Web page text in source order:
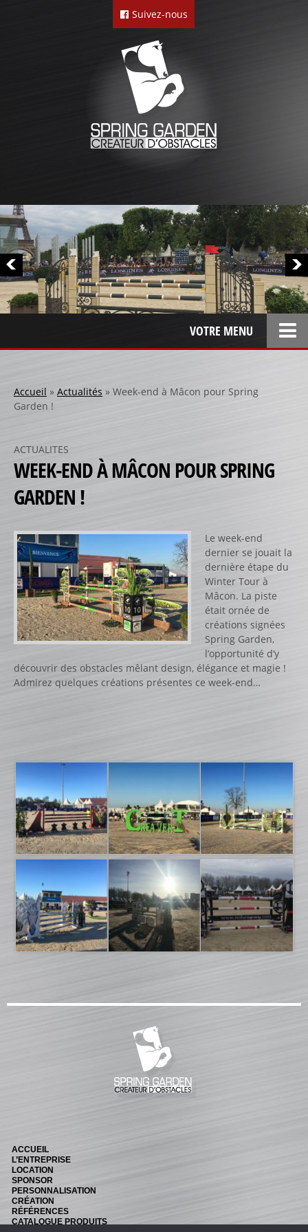
Suivez-nous
VOTRE MENU
LOCATION
SPONSORS 1
SPONSORS 2
SPONSORS 3
RÉALISATIONS SPÉCIALES
CRÉATION
RÉFÉRENCES
CATALOGUE PRODUITS
CHANDELIER
Gamme Classique
Gamme Prestige
Barre carrée
Barre octogonale
Capuchons
ECHELLES ET PALANQUES
Palanques
FICHES ET RAILS
Fiches
Rails « Système international » Métal galvanisé
Barrières suspendues
SOUS-BASSEMENTS
MURS
LOTS D’OBSTACLES
Accueil » Actualités » Week-end à Mâcon pour Spring
Garden !
ACTUALITES
WEEK-END À MÂCON POUR SPRING
GARDEN !
Le week-end
dernier se jouait la
dernière étape du
Winter Tour à
Mâcon. La piste
était ornée de
créations signées
Spring Garden,
l’opportunité d’y
découvrir des obstacles mêlant design, élégance et magie !
Admirez quelques créations présentes ce week-end…
ACCUEIL
L’ENTREPRISE
LOCATION
SPONSOR
PERSONNALISATION
CRÉATION
RÉFÉRENCES
CATALOGUE PRODUITS